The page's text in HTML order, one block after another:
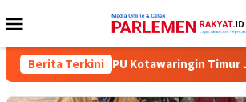
ke
Mobile
Berita Terkini
Komisioner KPU Kotawaringin Timur